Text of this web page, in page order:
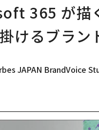
365 が描
けるブラ
JAPAN BrandVoice